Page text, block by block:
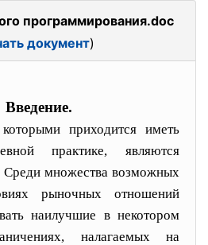
программирования.doc
документ)
Введение.
приходится иметь
ной практике, являются
Среди множества возможных
рыночных отношений
наилучшие в некотором
налагаемых на